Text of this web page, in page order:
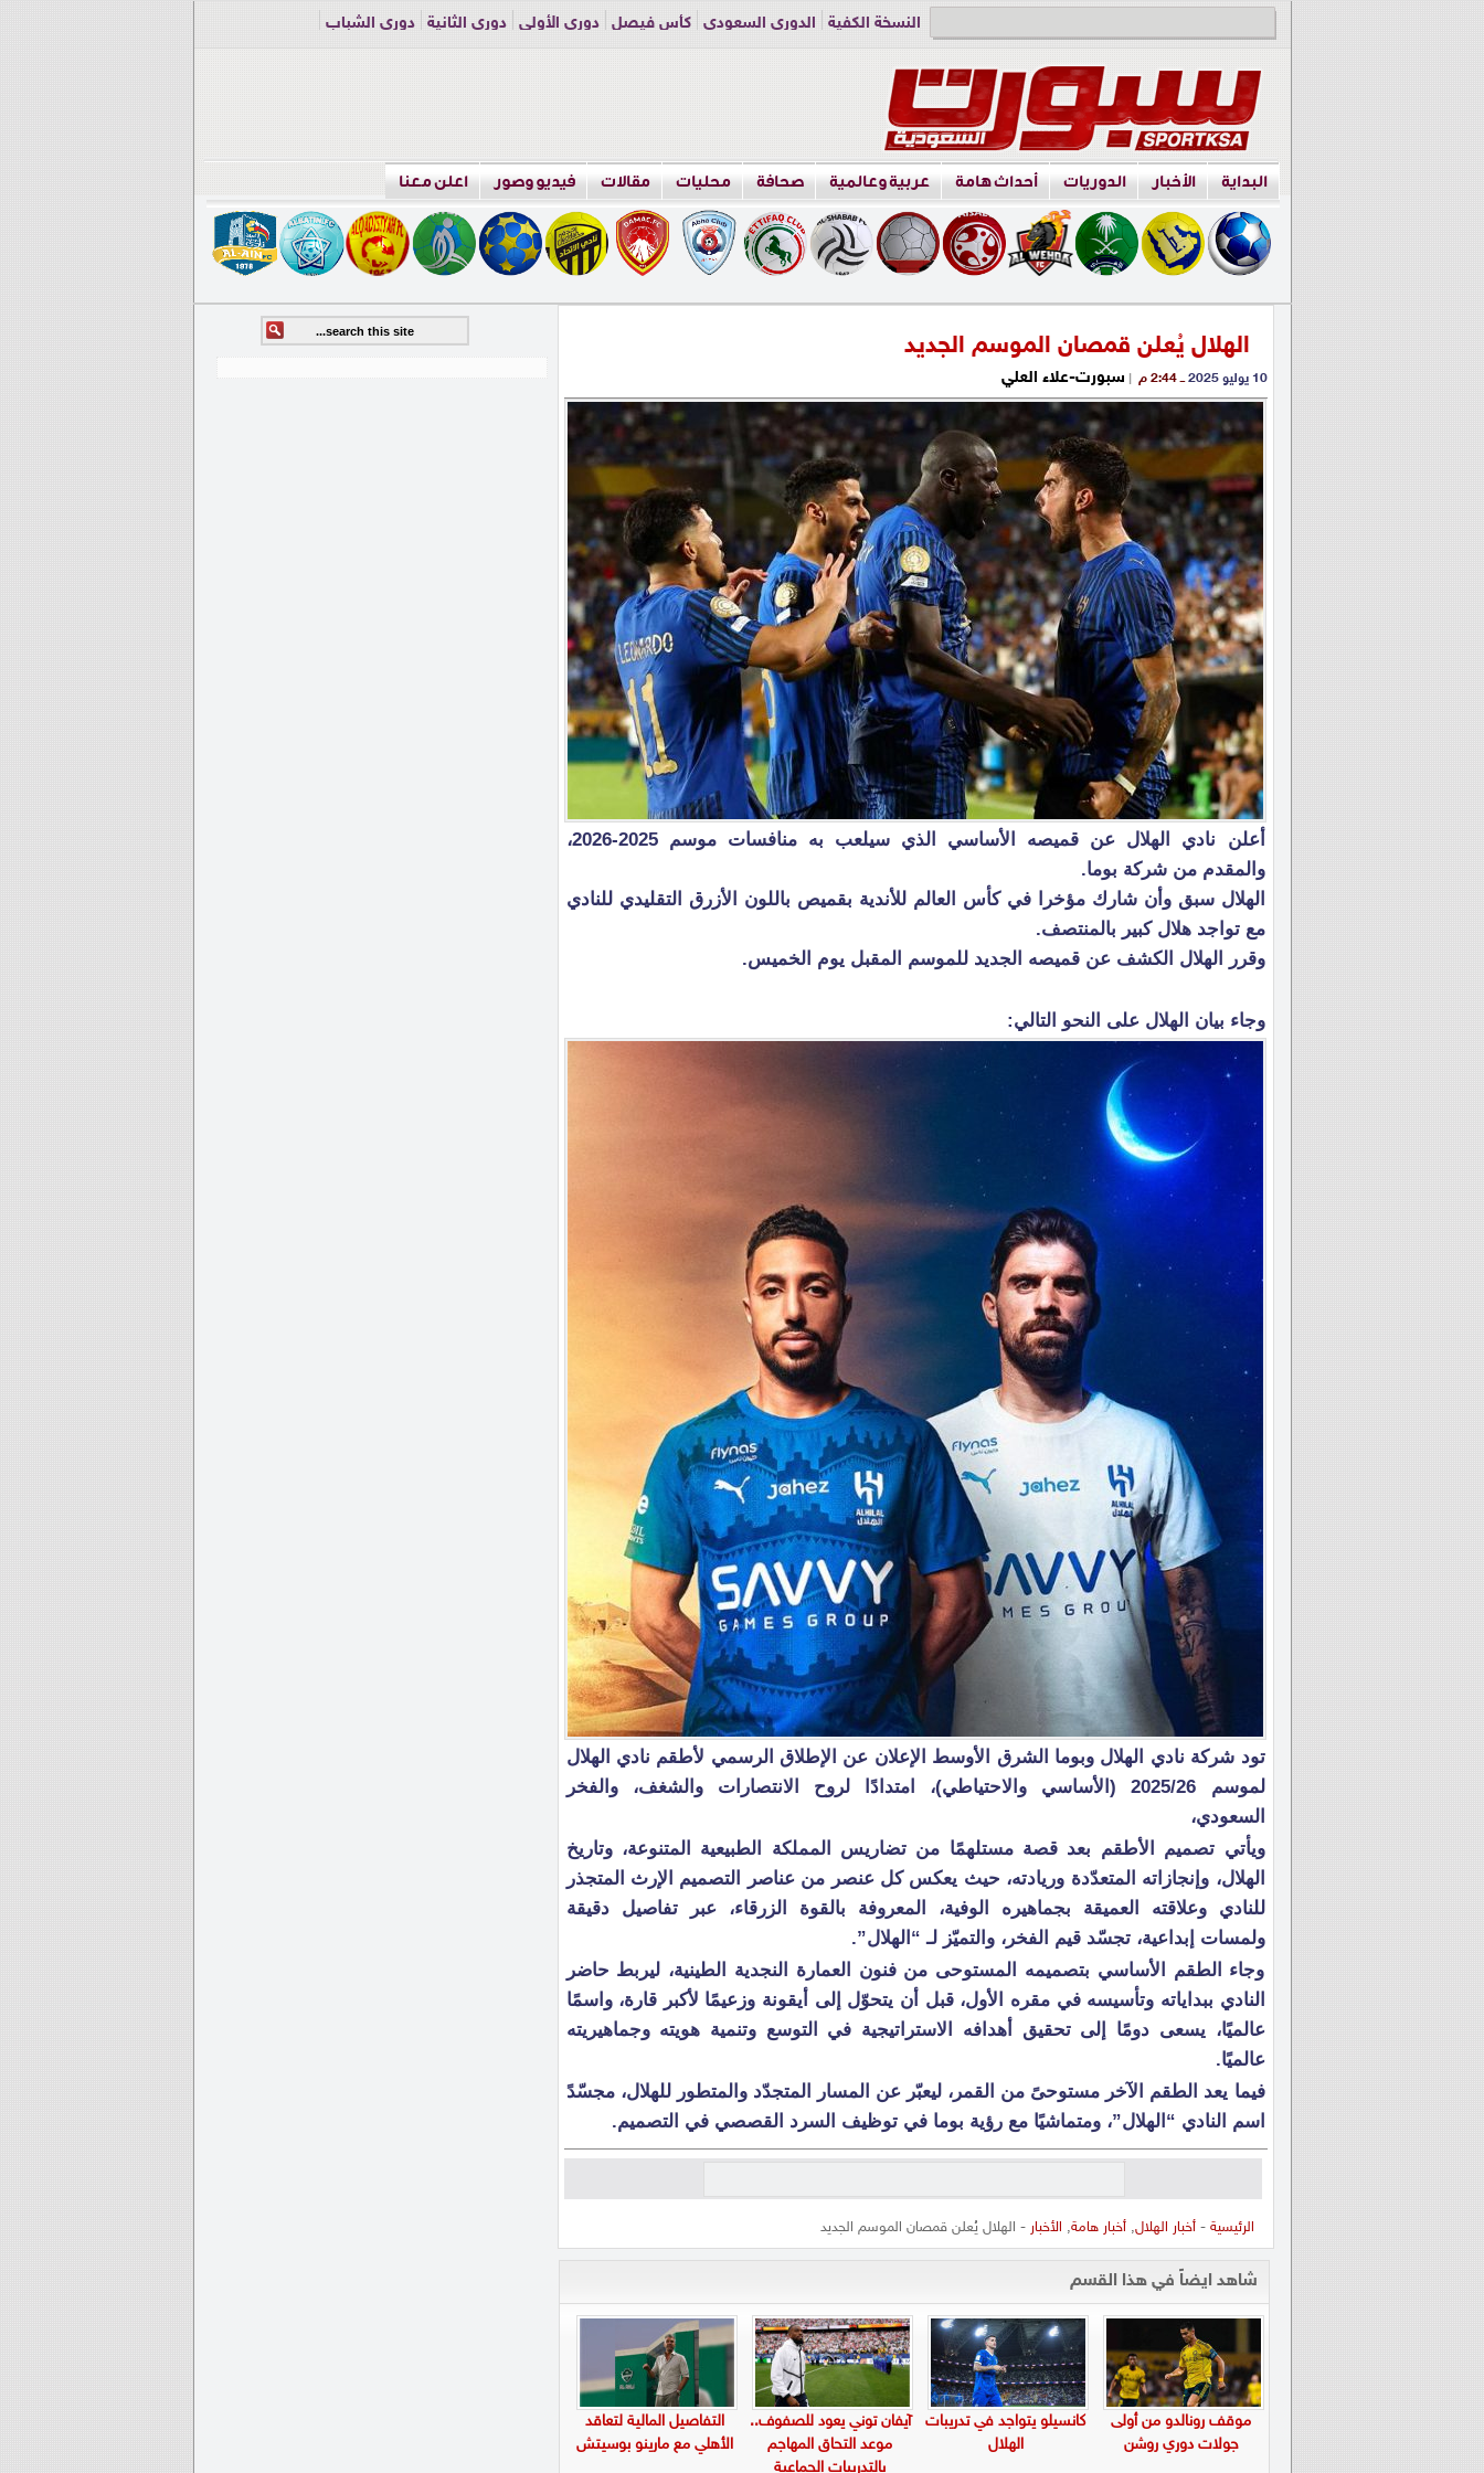
النسخة الكفية الدوري السعودي كأس فيصل دوري الأولى دوري الثانية
دوري الشباب
البداية الأخبار الدوريات أحداث هامة عربية وعالمية صحافة محليات مقالات فيديو وصور اعلن معنا
الهلال يُعلن قمصان الموسم الجديد
10 يوليو 2025 ــ 2:44 م | سبورت-علاء العلي
أعلن نادي الهلال عن قميصه الأساسي الذي سيلعب به منافسات موسم 2025-2026،
والمقدم من شركة بوما.
الهلال سبق وأن شارك مؤخرا في كأس العالم للأندية بقميص باللون الأزرق التقليدي للنادي
مع تواجد هلال كبير بالمنتصف.
وقرر الهلال الكشف عن قميصه الجديد للموسم المقبل يوم الخميس.
وجاء بيان الهلال على النحو التالي:
تود شركة نادي الهلال وبوما الشرق الأوسط الإعلان عن الإطلاق الرسمي لأطقم نادي الهلال
لموسم 2025/26 (الأساسي والاحتياطي)، امتدادًا لروح الانتصارات والشغف، والفخر
السعودي،
ويأتي تصميم الأطقم بعد قصة مستلهمًا من تضاريس المملكة الطبيعية المتنوعة، وتاريخ
الهلال، وإنجازاته المتعدّدة وريادته، حيث يعكس كل عنصر من عناصر التصميم الإرث المتجذر
للنادي وعلاقته العميقة بجماهيره الوفية، المعروفة بالقوة الزرقاء، عبر تفاصيل دقيقة
ولمسات إبداعية، تجسّد قيم الفخر، والتميّز لـ “الهلال”.
وجاء الطقم الأساسي بتصميمه المستوحى من فنون العمارة النجدية الطينية، ليربط حاضر
النادي ببداياته وتأسيسه في مقره الأول، قبل أن يتحوّل إلى أيقونة وزعيمًا لأكبر قارة، واسمًا
عالميًا، يسعى دومًا إلى تحقيق أهدافه الاستراتيجية في التوسع وتنمية هويته وجماهيريته
عالميًا.
فيما يعد الطقم الآخر مستوحىً من القمر، ليعبّر عن المسار المتجدّد والمتطور للهلال، مجسّدً
اسم النادي “الهلال”، ومتماشيًا مع رؤية بوما في توظيف السرد القصصي في التصميم.
الرئيسية -أخبار الهلال,أخبار هامة, الأخبار - الهلال يُعلن قمصان الموسم الجديد
شاهد ايضاً في هذا القسم
موقف رونالدو من أولى
جولات دوري روشن
كانسيلو يتواجد في تدريبات
الهلال
آيفان توني يعود للصفوف..
موعد التحاق المهاجم
بالتدريبات الجماعية
التفاصيل المالية لتعاقد
الأهلي مع مارينو بوسيتش